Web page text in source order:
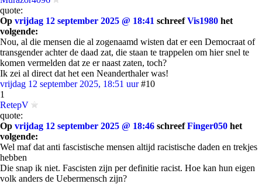
quote:
Op vrijdag 12 september 2025 @ 18:41 schreefVis1980 het
volgende:
Nou, al die mensen die al zogenaamd wisten dat er een Democraat of
transgender achter de daad zat, die staan te trappelen om hier snel te
komen vermelden dat ze er naast zaten, toch?
Ik zei al direct dat het een Neanderthaler was!
vrijdag 12 september 2025, 18:51 uur #10
1
RetepV
quote:
Op vrijdag 12 september 2025 @ 18:46 schreefFinger050 het
volgende:
Wel maf dat anti fascistische mensen altijd racistische daden en trekjes
hebben
Die snap ik niet. Fascisten zijn per definitie racist. Hoe kan hun eigen
volk anders de Uebermensch zijn?